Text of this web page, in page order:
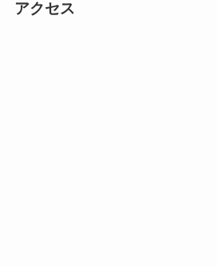
アクセス